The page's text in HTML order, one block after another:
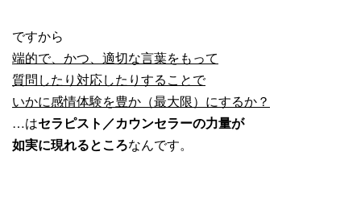
ですから
端的で、かつ、適切な言葉をもって
質問したり対応したりすることで
いかに感情体験を豊か（最大限）にするか？
…はセラピスト／カウンセラーの力量が
如実に現れるところなんです。